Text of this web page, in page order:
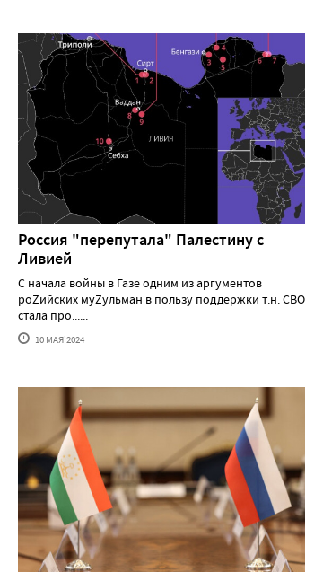
Россия "перепутала" Палестину с
Ливией
С начала войны в Газе одним из аргументов
роZийских муZульман в пользу поддержки т.н. СВО
стала про......
10 МАЯ'2024